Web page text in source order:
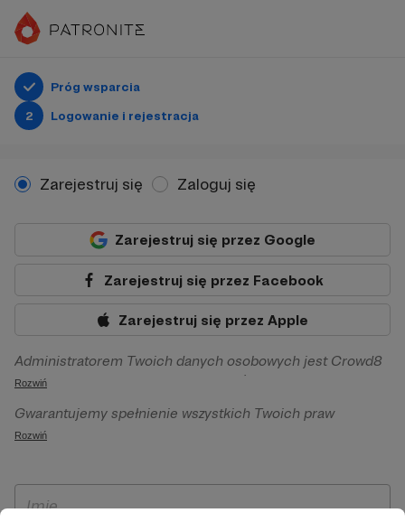
Próg wsparcia
2
Logowanie i rejestracja
Zarejestruj się Zaloguj się
Zarejestruj się przez Google
Zarejestruj się przez Facebook
Zarejestruj się przez Apple
Administratorem Twoich danych osobowych jest Crowd8
sp. z o.o. z siedziba w Warszawie, ul. Żwirki i Wigury 16, 02-
092 Warszawa. Twoje dane osobowe będą przetwarzane w
szczególności w celu wykonania umowy zawartej z Tobą, w
Patronite.pl, w tym możliwości dokonywania oraz
otrzymywania wsparcia na naszej platformie oraz
Rozwiń
Gwarantujemy spełnienie wszystkich Twoich praw
wynikających z ogólnego rozporządzenia o ochronie
ich przenoszenia, niepodlegania zautomatyzowanemu
Rozwiń